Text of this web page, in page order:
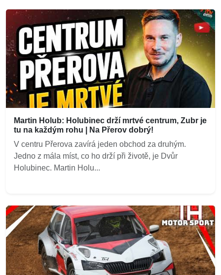
Martin Holub: Holubinec drží mrtvé centrum, Zubr je
tu na každým rohu | Na Přerov dobrý!
V centru Přerova zavírá jeden obchod za druhým.
Jedno z mála míst, co ho drží při životě, je Dvůr
Holubinec. Martin Holu...